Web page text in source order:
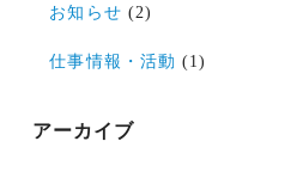
お知らせ (2)
仕事情報・活動 (1)
アーカイブ